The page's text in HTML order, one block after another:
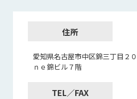
住所
愛知県名古屋市中区錦三丁目２
ｎｅ錦ビル７階
TEL／FAX